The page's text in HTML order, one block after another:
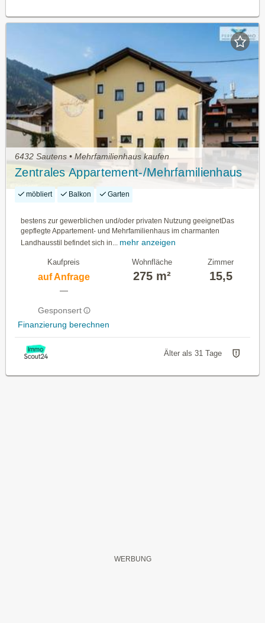
6432 Sautens • Mehrfamilienhaus kaufen
Zentrales Appartement-/Mehrfamilienhaus
möbliert Balkon Garten
bestens zur gewerblichen und/oder privaten Nutzung geeignetDas
gepflegte Appartement- und Mehrfamilienhaus im charmanten
Landhausstil befindet sich in... mehr anzeigen
Kaufpreis
auf Anfrage
—
Gesponsert
Finanzierung berechnen
Wohnfläche
275 m²
Zimmer
15,5
Älter als 31 Tage